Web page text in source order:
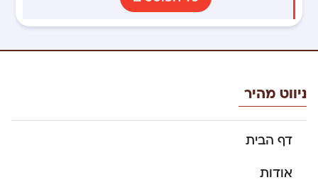
ניווט מהיר
דף הבית
אודות